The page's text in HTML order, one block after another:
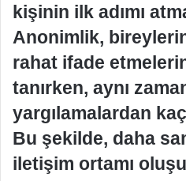
kişinin ilk adımı
Anonimlik,
rahat ifade
tanırken, aynı
yargılamalardan
Bu şekilde, daha
iletişim ortamı